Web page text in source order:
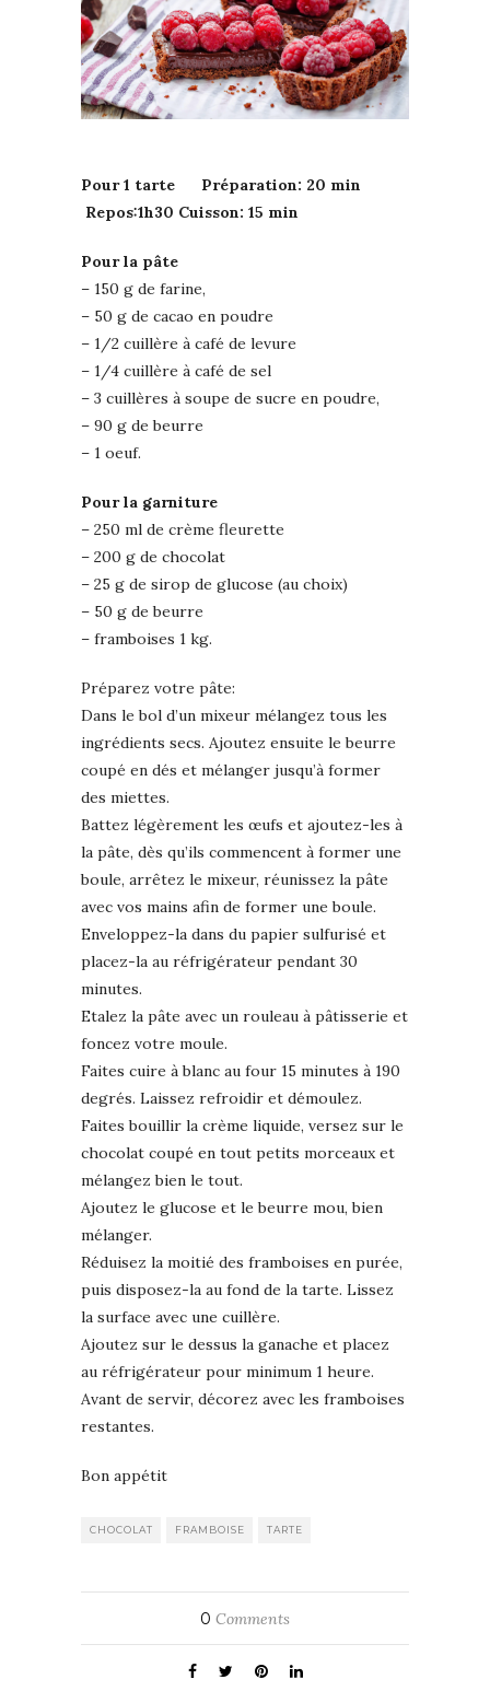
Pour 1 tarte Préparation: 20 min
Repos:1h30 Cuisson: 15 min
Pour la pâte
– 150 g de farine,
– 50 g de cacao en poudre
– 1/2 cuillère à café de levure
– 1/4 cuillère à café de sel
– 3 cuillères à soupe de sucre en poudre,
– 90 g de beurre
– 1 oeuf.
Pour la garniture
– 250 ml de crème fleurette
– 200 g de chocolat
– 25 g de sirop de glucose (au choix)
– 50 g de beurre
– framboises 1 kg.
Préparez votre pâte:
Dans le bol d’un mixeur mélangez tous les
ingrédients secs. Ajoutez ensuite le beurre
coupé en dés et mélanger jusqu’à former
des miettes.
Battez légèrement les œufs et ajoutez-les à
la pâte, dès qu’ils commencent à former une
boule, arrêtez le mixeur, réunissez la pâte
avec vos mains afin de former une boule.
Enveloppez-la dans du papier sulfurisé et
placez-la au réfrigérateur pendant 30
minutes.
Etalez la pâte avec un rouleau à pâtisserie et
foncez votre moule.
Faites cuire à blanc au four 15 minutes à 190
degrés. Laissez refroidir et démoulez.
Faites bouillir la crème liquide, versez sur le
chocolat coupé en tout petits morceaux et
mélangez bien le tout.
Ajoutez le glucose et le beurre mou, bien
mélanger.
Réduisez la moitié des framboises en purée,
puis disposez-la au fond de la tarte. Lissez
la surface avec une cuillère.
Ajoutez sur le dessus la ganache et placez
au réfrigérateur pour minimum 1 heure.
Avant de servir, décorez avec les framboises
restantes.
Bon appétit
CHOCOLAT FRAMBOISE TARTE
0 Comments